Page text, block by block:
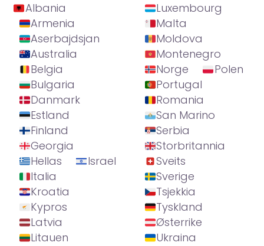
Albania
Armenia
Aserbajdsjan
Australia
Belgia
Bulgaria
Danmark
Estland
Finland
Georgia
Hellas
Israel
Italia
Kroatia
Kypros
Latvia
Litauen
Luxembourg
Malta
Moldova
Montenegro
Norge
Polen
Portugal
Romania
San Marino
Serbia
Storbritannia
Sveits
Sverige
Tsjekkia
Tyskland
Østerrike
Ukraina